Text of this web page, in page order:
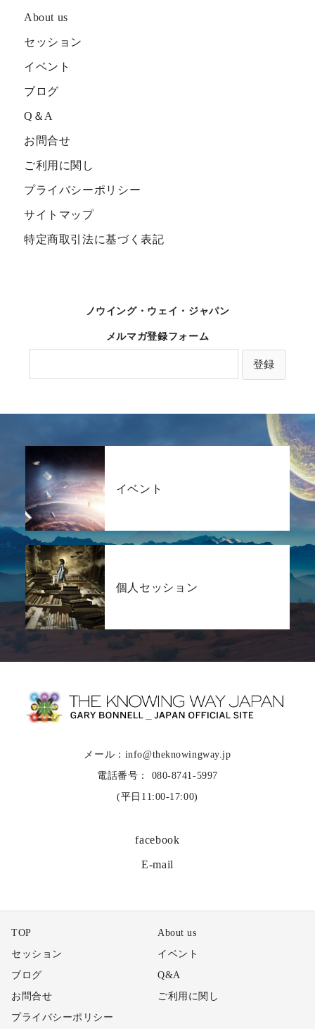
About us
セッション
イベント
ブログ
Q＆A
お問合せ
ご利用に関し
プライバシーポリシー
サイトマップ
特定商取引法に基づく表記
ノウイング・ウェイ・ジャパン
メルマガ登録フォーム
イベント
個人セッション
メール：info@theknowingway.jp
電話番号： 080-8741-5997
(平日11:00-17:00)
facebook
E-mail
TOP
About us
セッション
イベント
ブログ
Q&A
お問合せ
ご利用に関し
プライバシーポリシー